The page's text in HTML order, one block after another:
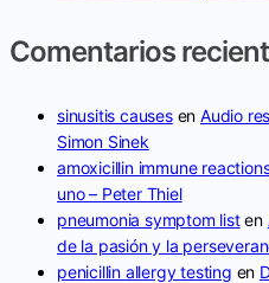
Comentarios
sinusitis causesenAudio
Simon Sinek
amoxicillin immune
uno – Peter Thiel
pneumonia symptom listen
de la pasión y la
penicillin allergy testing en